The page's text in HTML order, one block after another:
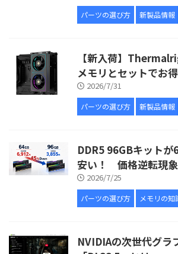
パーツの選び方 新製品情報
【新入荷】
メモリとセットでお
2026/7/31
パーツの選び方 新製品情報
DDR5 96GBキットが
安い！ 価格逆転現
2026/7/25
パーツの選び方 メモリの知
NVIDIAの次世代グラ